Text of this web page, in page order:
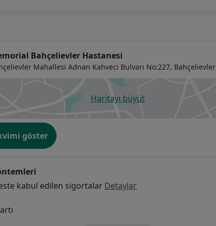
Bahçelievler Hastanesi
Mahallesi Adnan Kahveci Bulvarı No:227, Bahçelievler
Haritayı büyüt
yeni bir sekmede açılır
göster
kabul edilen sigortalar Detaylar